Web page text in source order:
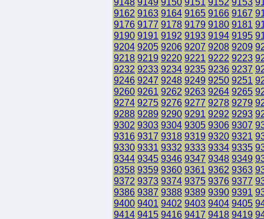
9162 9163 9164 9165 9166 9167
9176 9177 9178 9179 9180 9181
9190 9191 9192 9193 9194 9195
9204 9205 9206 9207 9208 9209
9218 9219 9220 9221 9222 9223
9232 9233 9234 9235 9236 9237
9246 9247 9248 9249 9250 9251
9260 9261 9262 9263 9264 9265
9274 9275 9276 9277 9278 9279
9288 9289 9290 9291 9292 9293
9302 9303 9304 9305 9306 9307
9316 9317 9318 9319 9320 9321
9330 9331 9332 9333 9334 9335
9344 9345 9346 9347 9348 9349
9358 9359 9360 9361 9362 9363
9372 9373 9374 9375 9376 9377
9386 9387 9388 9389 9390 9391
9400 9401 9402 9403 9404 9405
9414 9415 9416 9417 9418 9419